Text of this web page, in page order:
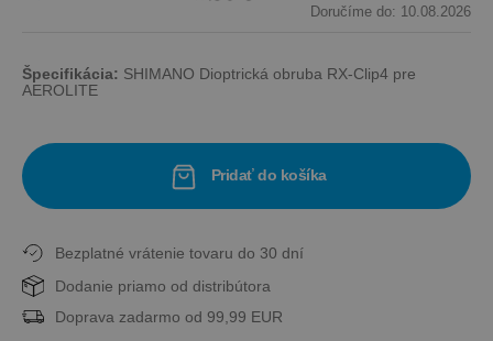
Doručíme do: 10.08.2026
Špecifikácia: SHIMANO Dioptrická obruba RX-Clip4 pre
AEROLITE
Pridať do košíka
Bezplatné vrátenie tovaru do 30 dní
Dodanie priamo od distribútora
Doprava zadarmo od 99,99 EUR